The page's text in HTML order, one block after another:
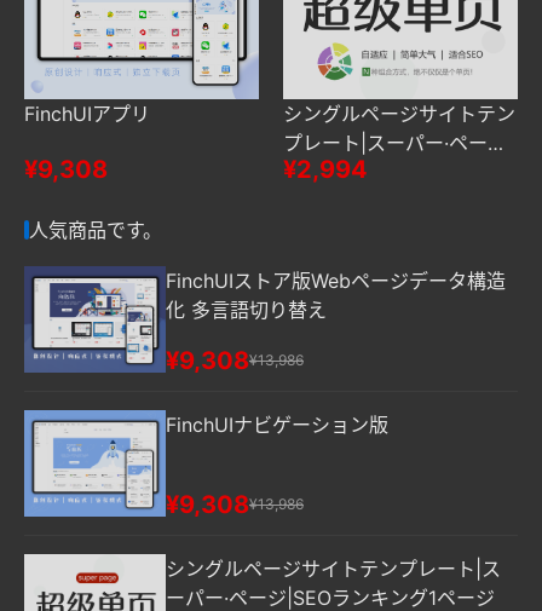
FinchUIアプリ
¥9,308
シングルページサイトテン
プレート|スーパー·ページ|
SEOランキング1ページ
¥2,994
人気商品です。
FinchUIストア版Webページデータ構造
化 多言語切り替え
¥9,308¥13,986
FinchUIナビゲーション版
¥9,308¥13,986
シングルページサイトテンプレート|ス
ーパー·ページ|SEOランキング1ページ